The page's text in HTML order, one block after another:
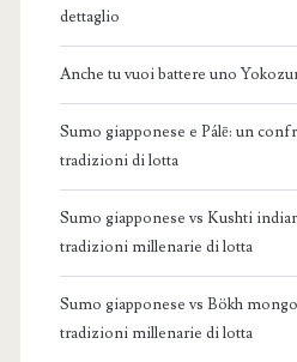
dettaglio
Anche tu vuoi battere uno
Sumo giapponese e Pálē: un
tradizioni di lotta
Sumo giapponese vs Kushti
tradizioni millenarie di lotta
Sumo giapponese vs Bökh
tradizioni millenarie di lotta